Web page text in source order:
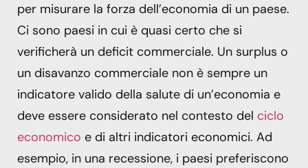
per misurare la forza dell’economia di un paese.
Ci sono paesi in cui è quasi certo che si
verificherà un deficit commerciale. Un surplus o
un disavanzo commerciale non è sempre un
indicatore valido della salute di un’economia e
deve essere considerato nel contesto del ciclo
economico e di altri indicatori economici. Ad
esempio, in una recessione, i paesi preferiscono